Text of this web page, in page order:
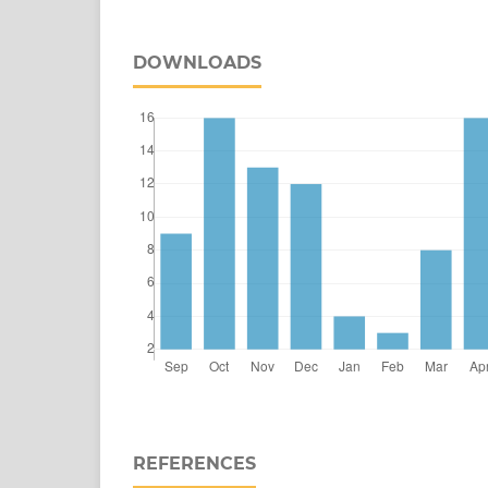
DOWNLOADS
REFERENCES